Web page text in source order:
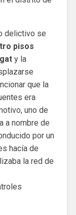
delictivo se
pisos
y la
que la
era
uno de
a nombre de
por un
hacía de
la red de